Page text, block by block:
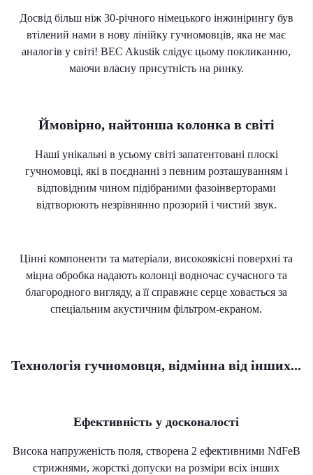
Досвід більш ніж 30-річного німецького інжинірингу був
втілений нами в нову лінійку гучномовців, яка не має
аналогів у світі! BEC Akustik слідує цьому покликанню,
маючи власну присутність на ринку.
Ймовірно, найтонша колонка в світі
Наші унікальні в усьому світі запатентовані плоскі
гучномовці, які в поєднанні з певним розташуванням і
відповідним чином підібраними фазоінверторами
відтворюють незрівнянно прозорий і чистий звук.
Цінні компоненти та матеріали, високоякісні поверхні та
міцна обробка надають колонці водночас сучасного та
благородного вигляду, а її справжнє серце ховається за
спеціальним акустичним фільтром-екраном.
Технологія гучномовця, відмінна від інших...
Ефективність у досконалості
Висока напруженість поля, створена 2 ефективними NdFeB
стрижнями, жорсткі допуски на розміри всіх інших